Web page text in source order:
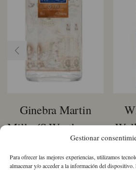
Gestionar
Para ofrecer las mejores experiencias, utilizamos
almacenar y/o acceder a la información del dispositivo.
Ginebra Martin
Miller´s Westbourne